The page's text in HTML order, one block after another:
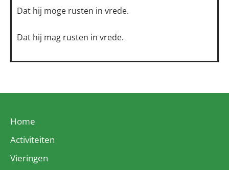
Dat hij moge rusten in vrede.
Dat hij mag rusten in vrede.
Home
Activiteiten
Vieringen